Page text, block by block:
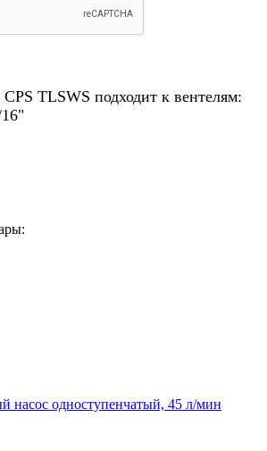
TLSWS подходит к вентелям:
насос одноступенчатый, 45 л/мин